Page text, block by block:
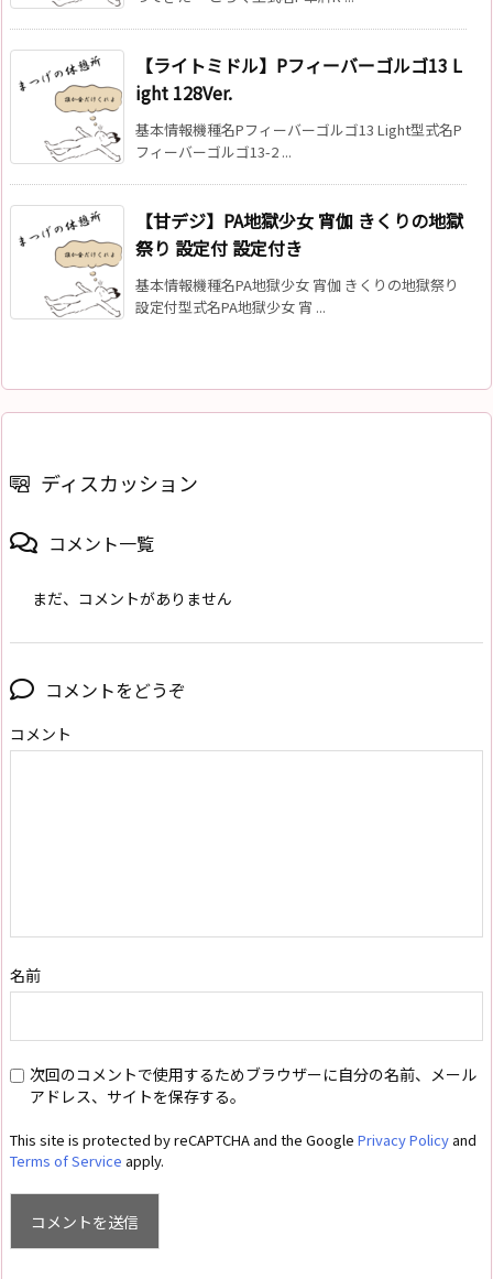
【ライトミドル】Pフィーバーゴルゴ13 L
ight 128Ver.
基本情報機種名Pフィーバーゴルゴ13 Light型式名P
フィーバーゴルゴ13-2 ...
【甘デジ】PA地獄少女 宵伽 きくりの地獄
祭り 設定付 設定付き
基本情報機種名PA地獄少女 宵伽 きくりの地獄祭り
設定付型式名PA地獄少女 宵 ...
ディスカッション
コメント一覧
まだ、コメントがありません
コメントをどうぞ
コメント
名前
次回のコメントで使用するためブラウザーに自分の名前、メール
アドレス、サイトを保存する。
This site is protected by reCAPTCHA and the Google Privacy Policy and
Terms of Service apply.